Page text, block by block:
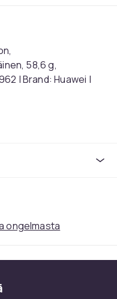
58,6 g,
| Brand: Huawei |
ongelmasta